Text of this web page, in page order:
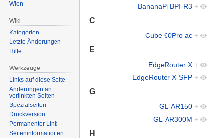
BananaPi BPI-R3 +
C
Cube 60Pro ac +
E
EdgeRouter X +
EdgeRouter X-SFP +
G
GL-AR150 +
GL-AR300M +
H
Wien
Wiki
Kategorien
Letzte Änderungen
Hilfe
Werkzeuge
Links auf diese Seite
Änderungen an
verlinkten Seiten
Spezialseiten
Druckversion
Permanenter Link
Seiten­informationen